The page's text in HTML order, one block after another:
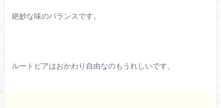
絶妙な味のバランスです。
ルートビアはおかわり自由なのもうれしいです。